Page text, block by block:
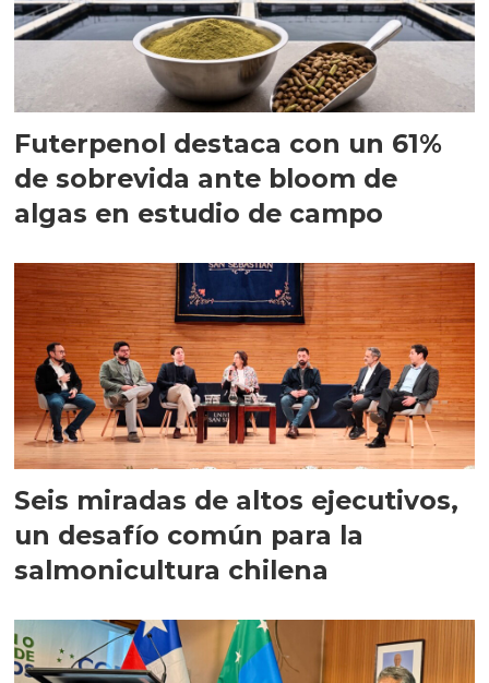
Futerpenol destaca con un 61%
de sobrevida ante bloom de
algas en estudio de campo
Seis miradas de altos ejecutivos,
un desafío común para la
salmonicultura chilena